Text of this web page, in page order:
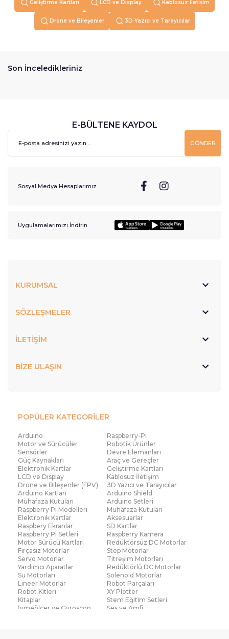
Geliştirme Kartları LCD ve Display Kablosuz İletişim
Drone ve Bileşenler 3D Yazıcı ve Tarayıcılar
Son İnceledikleriniz
E-BÜLTENE KAYDOL
GÖNDER
Sosyal Medya Hesaplarımız
Uygulamalarımızı İndirin
KURUMSAL
SÖZLEŞMELER
İLETİŞİM
BİZE ULAŞIN
POPÜLER KATEGORİLER
Arduino
Raspberry-Pi
Motor ve Sürücüler
Robotik Ürünler
Sensörler
Devre Elemanları
Güç Kaynakları
Araç ve Gereçler
Elektronik Kartlar
Geliştirme Kartları
LCD ve Display
Kablosuz İletişim
Drone ve Bileşenler (FPV)
3D Yazıcı ve Tarayıcılar
Arduino Kartları
Arduino Shield
Muhafaza Kutuları
Arduino Setleri
Raspberry Pi Modelleri
Muhafaza Kutuları
Elektronik Kartlar
Aksesuarlar
Raspbery Ekranlar
SD Kartlar
Raspberry Pi Setleri
Raspberry Kamera
Motor Sürücü Kartları
Redüktörsüz DC Motorlar
Fırçasız Motorlar
Step Motorlar
Servo Motorlar
Titreşim Motorları
Yardımcı Aparatlar
Redüktörlü DC Motorlar
Su Motorları
Solenoid Motorlar
Lineer Motorlar
Robot Parçaları
Robot Kitleri
XY Plotter
Kitaplar
Stem Eğitim Setleri
İvmeölçer ve Gyroscop
Ses ve Amfi